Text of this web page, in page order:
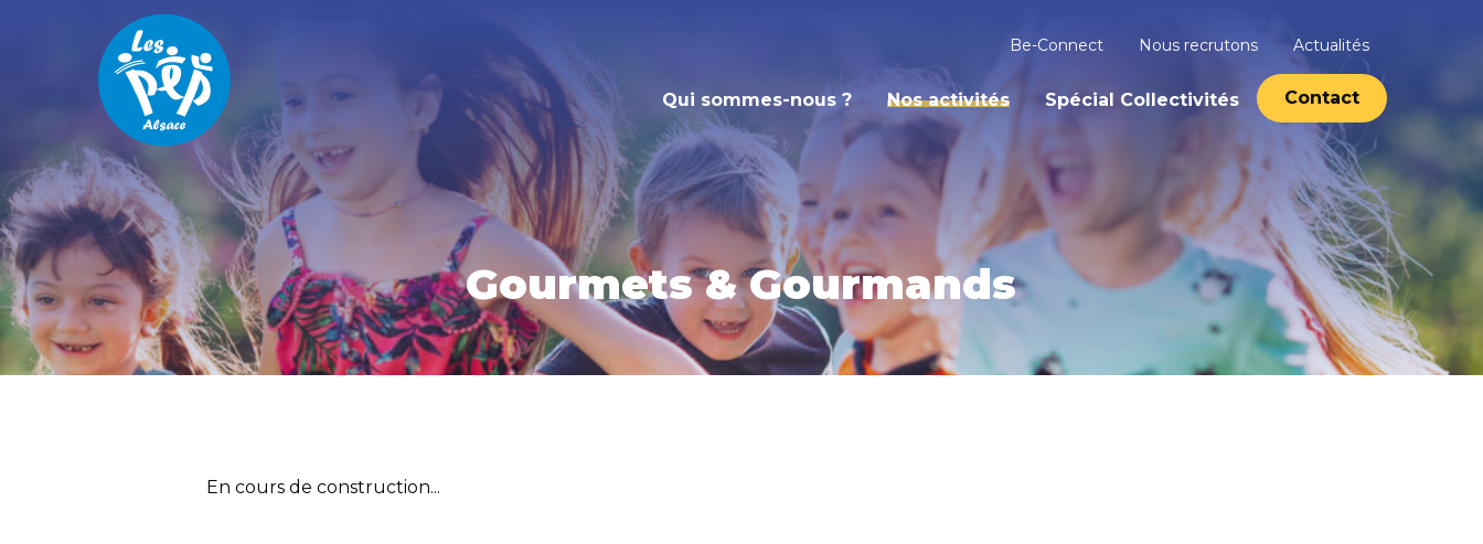
Aller directement à la navigation
Aller directement au contenu
Qui sommes-nous ? Nos activités Spécial Collectivités Contact
Be-Connect Nous recrutons Actualités
Gourmets & Gourmands
Vous êtes ici :
Accueil
Nos activités
En cours de construction...